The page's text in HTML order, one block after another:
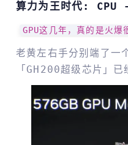
算力为王时代: CPU
老黄左右手分别端了一
「GH200超级芯片」已